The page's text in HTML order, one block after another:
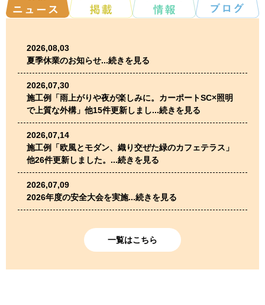
2026,08,03
夏季休業のお知らせ...続きを見る
2026,07,30
施工例「雨上がりや夜が楽しみに。カーポートSC×照明
で上質な外構」他15件更新しまし...続きを見る
2026,07,14
施工例「欧風とモダン、織り交ぜた緑のカフェテラス」
他26件更新しました。...続きを見る
2026,07,09
2026年度の安全大会を実施...続きを見る
一覧はこちら